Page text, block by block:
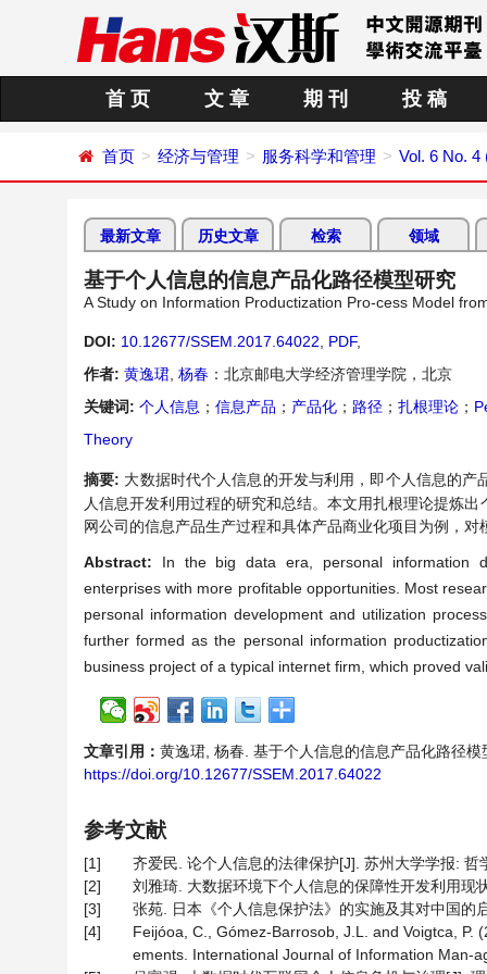
首 页 文 章 期 刊 投 稿
首页 经济与管理 服务科学和管理 Vol. 6 No. 4
最新文章 历史文章 检索 领域
基于个人信息的信息产品化路径模型研究
A Study on Information Productization Pro-cess Model
DOI: 10.12677/SSEM.2017.64022 PDF,
作者: 黄逸珺 杨春 ：北京邮电大学经济管理学院，北京
关键词: 个人信息 ； 信息产品 ； 产品化 ； 路径 ； 扎根理论 ；
Theory
摘要: 大数据时代个人信息的开发与利用，即个人信息的
人信息开发利用过程的研究和总结。本文用扎根理论提炼
网公司的信息产品生产过程和具体产品商业化项目为例，
Abstract: In the big data era, personal information
enterprises with more profitable opportunities. Most
personal information development and utilization
further formed as the personal information
business project of a typical internet firm, which proved
文章引用： 黄逸珺, 杨春. 基于个人信息的信息产品化路径
https://doi.org/10.12677/SSEM.2017.64022
参考文献
[1]
齐爱民. 论个人信息的法律保护[J]. 苏州大学学报:
[2]
刘雅琦. 大数据环境下个人信息的保障性开发利用
[3]
张苑. 日本《个人信息保护法》的实施及其对中国
[4]
Feijóoa, C., Gómez-Barrosob, J.L. and Voigtca,
ements. International Journal of Information Man-